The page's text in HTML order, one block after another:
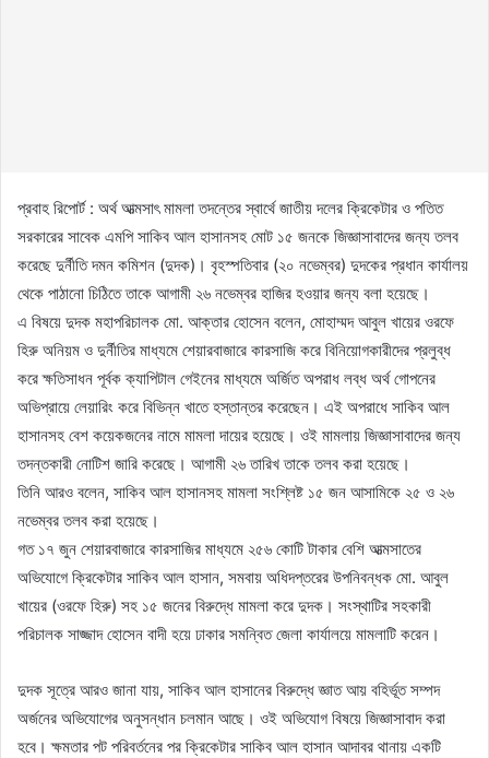
প্রবাহ রিপোর্ট : অর্থ আত্মসাৎ মামলা তদন্তের স্বার্থে জাতীয় দলের ক্রিকেটার ও পতিত
সরকারের সাবেক এমপি সাকিব আল হাসানসহ মোট ১৫ জনকে জিজ্ঞাসাবাদের জন্য তলব
করেছে দুর্নীতি দমন কমিশন (দুদক)। বৃহস্পতিবার (২০ নভেম্বর) দুদকের প্রধান কার্যালয়
থেকে পাঠানো চিঠিতে তাকে আগামী ২৬ নভেম্বর হাজির হওয়ার জন্য বলা হয়েছে।
এ বিষয়ে দুদক মহাপরিচালক মো. আক্তার হোসেন বলেন, মোহাম্মদ আবুল খায়ের ওরফে
হিরু অনিয়ম ও দুর্নীতির মাধ্যমে শেয়ারবাজারে কারসাজি করে বিনিয়োগকারীদের প্রলুব্ধ
করে ক্ষতিসাধন পূর্বক ক্যাপিটাল গেইনের মাধ্যমে অর্জিত অপরাধ লব্ধ অর্থ গোপনের
অভিপ্রায়ে লেয়ারিং করে বিভিন্ন খাতে হস্তান্তর করেছেন। এই অপরাধে সাকিব আল
হাসানসহ বেশ কয়েকজনের নামে মামলা দায়ের হয়েছে। ওই মামলায় জিজ্ঞাসাবাদের জন্য
তদন্তকারী নোটিশ জারি করেছে। আগামী ২৬ তারিখ তাকে তলব করা হয়েছে।
তিনি আরও বলেন, সাকিব আল হাসানসহ মামলা সংশ্লিষ্ট ১৫ জন আসামিকে ২৫ ও ২৬
নভেম্বর তলব করা হয়েছে।
গত ১৭ জুন শেয়ারবাজারে কারসাজির মাধ্যমে ২৫৬ কোটি টাকার বেশি আত্মসাতের
অভিযোগে ক্রিকেটার সাকিব আল হাসান, সমবায় অধিদপ্তরের উপনিবন্ধক মো. আবুল
খায়ের (ওরফে হিরু) সহ ১৫ জনের বিরুদ্ধে মামলা করে দুদক। সংস্থাটির সহকারী
পরিচালক সাজ্জাদ হোসেন বাদী হয়ে ঢাকার সমন্বিত জেলা কার্যালয়ে মামলাটি করেন।
দুদক সূত্রে আরও জানা যায়, সাকিব আল হাসানের বিরুদ্ধে জ্ঞাত আয় বহির্ভূত সম্পদ
অর্জনের অভিযোগের অনুসন্ধান চলমান আছে। ওই অভিযোগ বিষয়ে জিজ্ঞাসাবাদ করা
হবে। ক্ষমতার পট পরিবর্তনের পর ক্রিকেটার সাকিব আল হাসান আদাবর থানায় একটি